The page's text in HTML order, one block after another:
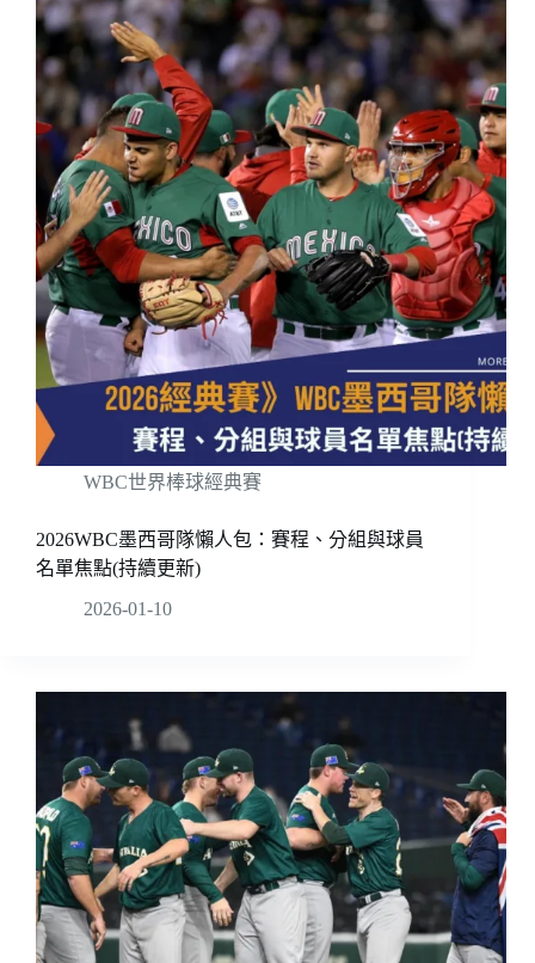
WBC世界棒球經典賽
2026WBC墨西哥隊懶人包：賽程、分組與球員
名單焦點(持續更新)
2026-01-10